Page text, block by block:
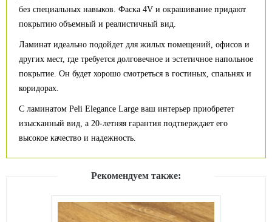
без специальных навыков. Фаска 4V и окрашивание придают
покрытию объемный и реалистичный вид.
Ламинат идеально подойдет для жилых помещений, офисов и
других мест, где требуется долговечное и эстетичное напольное
покрытие. Он будет хорошо смотреться в гостиных, спальнях и
коридорах.
С ламинатом Peli Elegance Large ваш интерьер приобретет
изысканный вид, а 20-летняя гарантия подтверждает его
высокое качество и надежность.
Рекомендуем также: